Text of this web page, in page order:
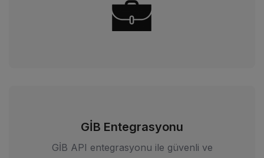
GİB Entegrasyonu
GİB API entegrasyonu ile güvenli ve